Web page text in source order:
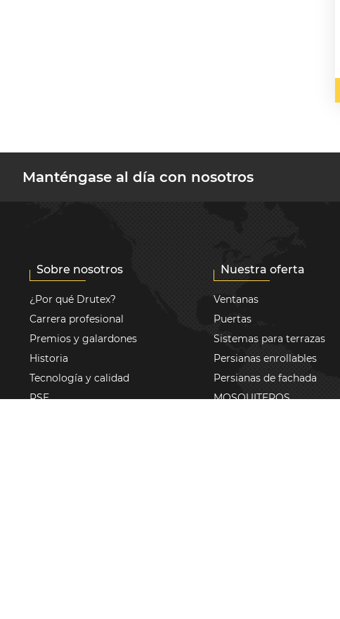
Manténgase al día con nosotros
Sobre nosotros
¿Por qué Drutex?
Carrera profesional
Premios y galardones
Historia
Tecnología y calidad
RSE
Nuestra oferta
Ventanas
Puertas
Sistemas para terrazas
Persianas enrollables
Persianas de fachada
MOSQUITEROS